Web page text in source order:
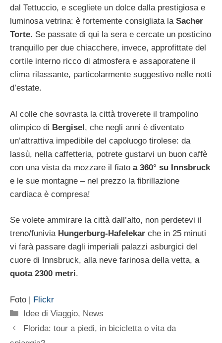
dal Tettuccio, e scegliete un dolce dalla prestigiosa e
luminosa vetrina: è fortemente consigliata la Sacher
Torte. Se passate di qui la sera e cercate un posticino
tranquillo per due chiacchere, invece, approfittate del
cortile interno ricco di atmosfera e assaporatene il
clima rilassante, particolarmente suggestivo nelle notti
d’estate.
Al colle che sovrasta la città troverete il trampolino
olimpico di Bergisel, che negli anni è diventato
un’attrattiva impedibile del capoluogo tirolese: da
lassù, nella caffetteria, potrete gustarvi un buon caffè
con una vista da mozzare il fiato a 360° su Innsbruck
e le sue montagne – nel prezzo la fibrillazione
cardiaca è compresa!
Se volete ammirare la città dall’alto, non perdetevi il
treno/funivia Hungerburg-Hafelekar che in 25 minuti
vi farà passare dagli imperiali palazzi asburgici del
cuore di Innsbruck, alla neve farinosa della vetta, a
quota 2300 metri.
Foto | Flickr
Categorie
Idee di Viaggio, News
Florida: tour a piedi, in bicicletta o vita da